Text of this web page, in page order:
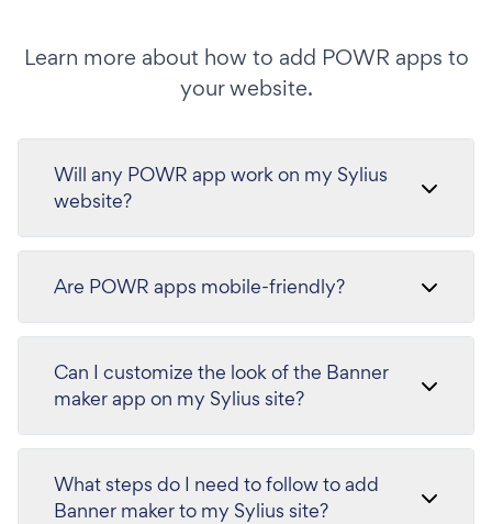
Learn more about how to add POWR apps to
your website.
Will any POWR app work on my Sylius
website?
Are POWR apps mobile-friendly?
Can I customize the look of the Banner
maker app on my Sylius site?
What steps do I need to follow to add
Banner maker to my Sylius site?